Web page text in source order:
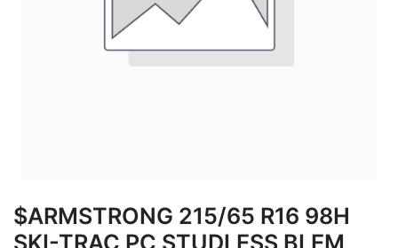
$ARMSTRONG 215/65 R16 98H
SKI-TRAC PC STUDLESS BLEM